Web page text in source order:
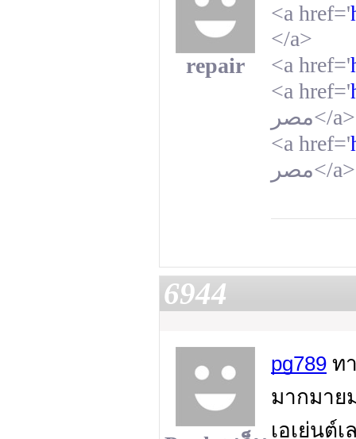
repair
<a href='
</a>
<a href='
<a href='
مصر</a>
<a href='
مصر</a>
6944
pg789 ท
มากมาย
เอเย่นต์